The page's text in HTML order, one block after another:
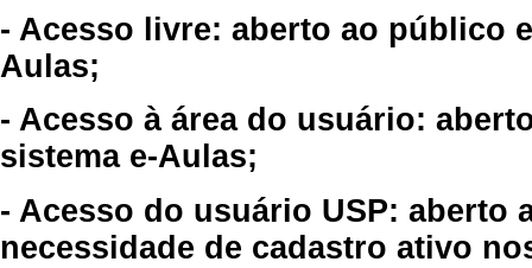
- Acesso livre: aberto ao público
Aulas;
- Acesso à área do usuário:
sistema e-Aulas;
- Acesso do usuário USP: aberto
necessidade de cadastro ativo